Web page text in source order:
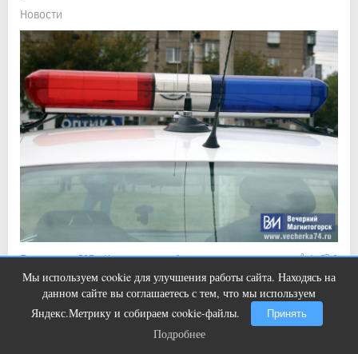
Новости
Прочитали: 597 Комментарии: 0 1 0
Похищенное имущество подозреваемый реализовал, а
денежные средства потратил на собственные нужды.
Мы используем cookie для улучшения работы сайта. Находясь на
данном сайте вы соглашаетесь с тем, что мы используем
Яндекс.Метрику и собираем cookie-файлы.
Принять
Подробнее
Этот танец невесты оставит вас без
слов! Пересмотрела 10 раз
Подробнее